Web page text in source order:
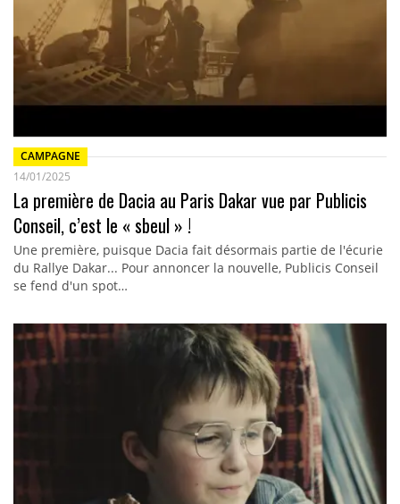
CAMPAGNE
14/01/2025
La première de Dacia au Paris Dakar vue par Publicis
Conseil, c’est le « sbeul » !
Une première, puisque Dacia fait désormais partie de l'écurie
du Rallye Dakar... Pour annoncer la nouvelle, Publicis Conseil
se fend d'un spot…